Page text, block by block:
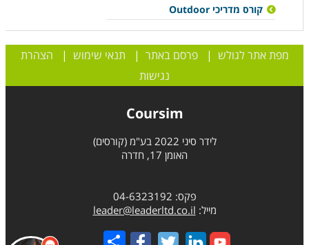
קורס מדריכי Outdoor
מפת אתר לגולש |פרסם באתר | תנאי שימוש | הצהרת
נגישות
Coursim
לידר סיני 2022 בע"מ (קורסים)
האומן 17, חדרה
פקס: 04-6323192
מייל: leader@leaderltd.co.il
Share